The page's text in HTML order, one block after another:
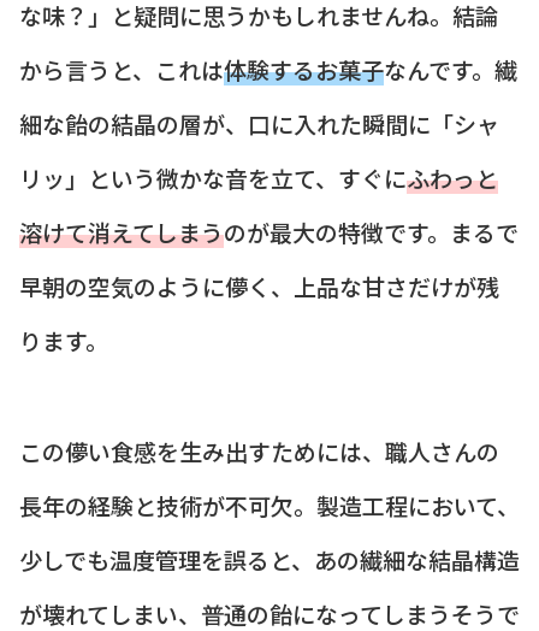
な味？」と疑問に思うかもしれませんね。結論
から言うと、これは体験するお菓子なんです。繊
細な飴の結晶の層が、口に入れた瞬間に「シャ
リッ」という微かな音を立て、すぐにふわっと
溶けて消えてしまうのが最大の特徴です。まるで
早朝の空気のように儚く、上品な甘さだけが残
ります。
この儚い食感を生み出すためには、職人さんの
長年の経験と技術が不可欠。製造工程において、
少しでも温度管理を誤ると、あの繊細な結晶構造
が壊れてしまい、普通の飴になってしまうそうで